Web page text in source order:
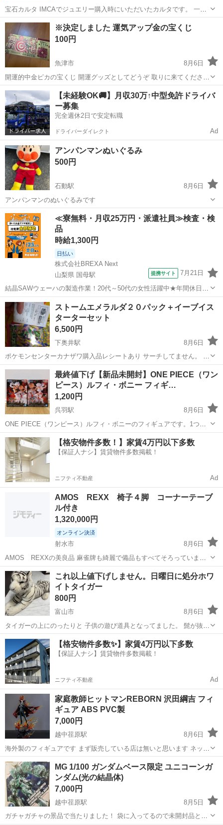
宝石カルタ IMCAでジュエリー購入時にいただいたカルタです。 一般
販売されていないノベルティ品で、和のテイストと上品なデザインが
特徴的なアイテムです。 カルタで遊びながら 宝石に詳しくなりません
か？ 魚津まで...
富山 魚津市 魚津駅 カードゲーム カルタ
※決定しました 運気アップ金の宝くじ
100円
魚津市
8月6日
開運的中金ピカの宝くじ 開運グッズとしてどうぞ 取りに来てくださる
方に🏠
富山 魚津市 その他 グッズ
【未経験OK🚚】月収30万↑中型免許ドライバ
ー募集
完全週休2日で安定転職
ドライバーダイレクト Ad
アンパンマンぬいぐるみ
500円
石動駅
8月6日
アンパンマンのぬいぐるみです
富山 小矢部市 石動駅 おもちゃ
≪寮無料・月収25万円・派遣社員≫検査・検
品
時給1,300円
日払い
株式会社BREXA Next
山梨県 国母駅
提携サイト 7月21日
結晶SAWウェーハの製造作業！20代～50代の女性活躍中★年間休日
120日＆土日祝休み！クリーンルーム内でのお仕事！日払い制度利用可
◎正社員登用制度あり！マイカー通勤可！《山梨県中巨摩郡昭和町》
人気の工場のお仕事 ◇結晶...
山梨 国母駅 その他
ストームエメラルダ２０パック＋イーブイス
ターターセット
6,500円
下奥井駅
8月6日
ポケモンセンターカナザワ購入品レシートあり サーチしてません。 購
入したままお渡しになります
富山 富山市 下奥井駅 カードゲーム
最終値下げ【新品未開封】ONE PIECE（ワン
ピース）ルフィ・ボニー フィギ…
1,200円
呉羽駅
8月6日
ONE PIECE（ワンピース）ルフィ・ボニーのフィギュアです。1つ
1,200円、2つで2,000円になります。
富山 富山市 呉羽駅 フィギュア ONE PIECE
【格安物件多数！】家賃4万円以下多数
【保証人ナシ】賃貸物件多数掲載！
ニフティ不動産 Ad
AMOS REXX 椅子４脚 コーナーテーブ
ル付き
1,320,000円
オンライン決済
射水市
8月6日
AMOS REXXの美良品 麻雀牌も綺麗で備品もすべてそろっていま
す。 今回は台だけでなく椅子４脚とコーナーテーブルもセットでこの
お値段！ ３人麻雀にも対応しており配牌もドラ表示も完全自動です！
点数計算も一目でわか...
富山 射水市 ボードゲーム 配牌
これ以上値下げしません。日曜日に処分ホワ
イトタイガー
800円
富山市
8月6日
タイガーの上にのったりと 子供の遊び道具となってました。 髭が抜か
れて髭がありません 多少の汚れや色褪せはありますが まだまだ綺麗な
方だと思います
富山 富山市 おもちゃ
【格安物件多数✨】家賃4万円以下多数
【保証人ナシ】賃貸物件多数掲載！
ニフティ不動産 Ad
家庭教師ヒットマンREBORN 沢田綱吉 フィ
ギュア ABS PVC製
7,000円
越中荏原駅
8月6日
海外製のフィギュアです まず販売している店は無いと思います ネット
で買うしか現在方法は無いかと思います レア物です
富山 富山市 越中荏原駅 フィギュア
MG 1/100 ガンダムベース限定 ユニコーンガ
ンダム(光の結晶体)
7,000円
越中荏原駅
8月5日
ガチャガチャの景品で当たりました！ 袋に入ってるので未開封品とし